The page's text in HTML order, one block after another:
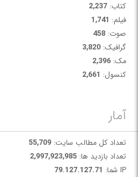
کتاب: 2,237
فیلم: 1,741
صوت: 458
گرافیک: 3,820
مک: 2,396
کنسول: 2,661
آمار
تعداد کل مطالب سایت: 55,709
تعداد بازدید ها: 2,997,923,985
IP شما:
79.127.127.71